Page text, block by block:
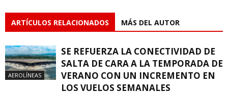
ARTÍCULOS RELACIONADOS MÁS DEL AUTOR
AEROLÍNEAS
SE REFUERZA LA CONECTIVIDAD DE
SALTA DE CARA A LA TEMPORADA DE
VERANO CON UN INCREMENTO EN
LOS VUELOS SEMANALES